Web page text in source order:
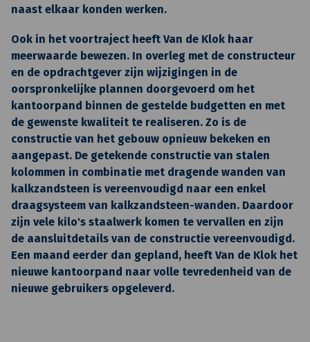
naast elkaar konden werken.
Ook in het voortraject heeft Van de Klok haar
meerwaarde bewezen. In overleg met de constructeur
en de opdrachtgever zijn wijzigingen in de
oorspronkelijke plannen doorgevoerd om het
kantoorpand binnen de gestelde budgetten en met
de gewenste kwaliteit te realiseren. Zo is de
constructie van het gebouw opnieuw bekeken en
aangepast. De getekende constructie van stalen
kolommen in combinatie met dragende wanden van
kalkzandsteen is vereenvoudigd naar een enkel
draagsysteem van kalkzandsteen-wanden. Daardoor
zijn vele kilo's staalwerk komen te vervallen en zijn
de aansluitdetails van de constructie vereenvoudigd.
Een maand eerder dan gepland, heeft Van de Klok het
nieuwe kantoorpand naar volle tevredenheid van de
nieuwe gebruikers opgeleverd.